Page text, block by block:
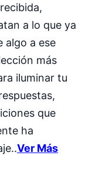
a lo que ya
algo a ese
más
iluminar tu
que
ha
Ver Más